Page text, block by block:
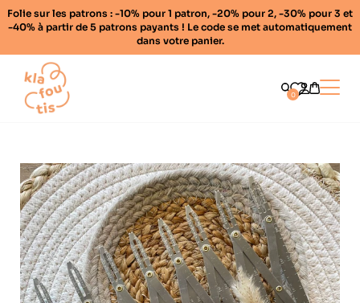
Folie sur les patrons : -10% pour 1 patron, -20% pour 2, -30% pour 3 et
-40% à partir de 5 patrons payants ! Le code se met automatiquement
dans votre panier.
Home
0